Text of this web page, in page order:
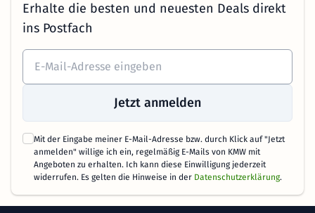
Erhalte die besten und neuesten Deals direkt
ins Postfach
Jetzt anmelden
Mit der Eingabe meiner E-Mail-Adresse bzw. durch Klick auf "Jetzt
anmelden" willige ich ein, regelmäßig E-Mails von KMW mit
Angeboten zu erhalten. Ich kann diese Einwilligung jederzeit
widerrufen. Es gelten die Hinweise in der Datenschutzerklärung.